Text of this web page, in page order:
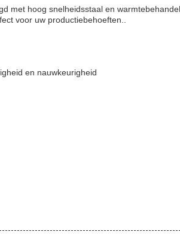
met hoog snelheidsstaal en
voor uw productiebehoeften..
en nauwkeurigheid